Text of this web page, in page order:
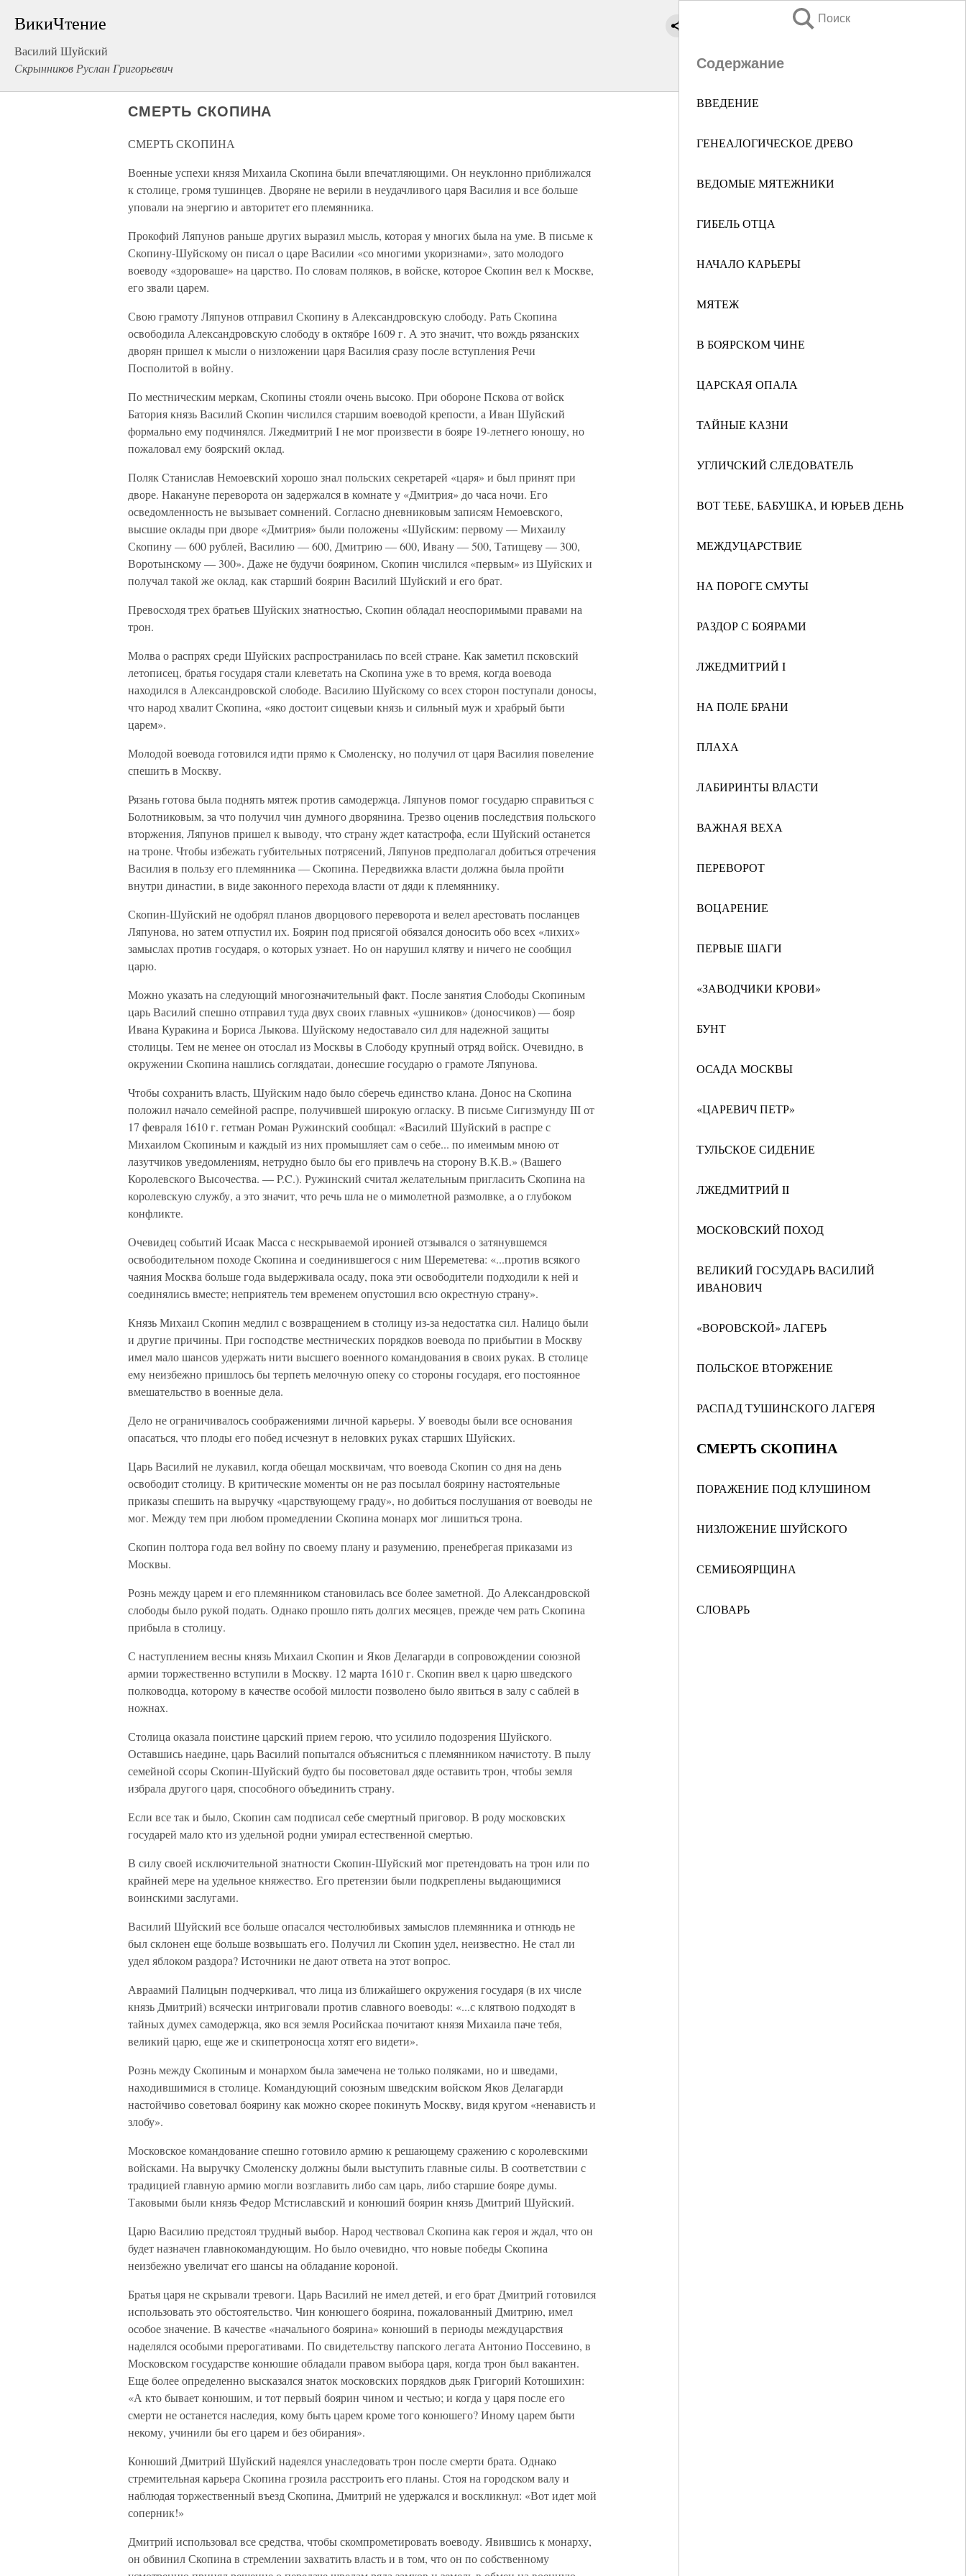
ВикиЧтение
Василий Шуйский
Скрынников Руслан Григорьевич
Поиск
Содержание
ВВЕДЕНИЕ
ГЕНЕАЛОГИЧЕСКОЕ ДРЕВО
ВЕДОМЫЕ МЯТЕЖНИКИ
ГИБЕЛЬ ОТЦА
НАЧАЛО КАРЬЕРЫ
МЯТЕЖ
В БОЯРСКОМ ЧИНЕ
ЦАРСКАЯ ОПАЛА
ТАЙНЫЕ КАЗНИ
УГЛИЧСКИЙ СЛЕДОВАТЕЛЬ
ВОТ ТЕБЕ, БАБУШКА, И ЮРЬЕВ ДЕНЬ
МЕЖДУЦАРСТВИЕ
НА ПОРОГЕ СМУТЫ
РАЗДОР С БОЯРАМИ
ЛЖЕДМИТРИЙ I
НА ПОЛЕ БРАНИ
ПЛАХА
ЛАБИРИНТЫ ВЛАСТИ
ВАЖНАЯ ВЕХА
ПЕРЕВОРОТ
ВОЦАРЕНИЕ
ПЕРВЫЕ ШАГИ
«ЗАВОДЧИКИ КРОВИ»
БУНТ
ОСАДА МОСКВЫ
«ЦАРЕВИЧ ПЕТР»
ТУЛЬСКОЕ СИДЕНИЕ
ЛЖЕДМИТРИЙ II
МОСКОВСКИЙ ПОХОД
ВЕЛИКИЙ ГОСУДАРЬ ВАСИЛИЙ
ИВАНОВИЧ
«ВОРОВСКОЙ» ЛАГЕРЬ
ПОЛЬСКОЕ ВТОРЖЕНИЕ
РАСПАД ТУШИНСКОГО ЛАГЕРЯ
СМЕРТЬ СКОПИНА
ПОРАЖЕНИЕ ПОД КЛУШИНОМ
НИЗЛОЖЕНИЕ ШУЙСКОГО
СЕМИБОЯРЩИНА
СЛОВАРЬ
СМЕРТЬ СКОПИНА
СМЕРТЬ СКОПИНА
Военные успехи князя Михаила Скопина были впечатляющими. Он неуклонно приближался
к столице, громя тушинцев. Дворяне не верили в неудачливого царя Василия и все больше
уповали на энергию и авторитет его племянника.
Прокофий Ляпунов раньше других выразил мысль, которая у многих была на уме. В письме к
Скопину-Шуйскому он писал о царе Василии «со многими укоризнами», зато молодого
воеводу «здороваше» на царство. По словам поляков, в войске, которое Скопин вел к Москве,
его звали царем.
Свою грамоту Ляпунов отправил Скопину в Александровскую слободу. Рать Скопина
освободила Александровскую слободу в октябре 1609 г. А это значит, что вождь рязанских
дворян пришел к мысли о низложении царя Василия сразу после вступления Речи
Посполитой в войну.
По местническим меркам, Скопины стояли очень высоко. При обороне Пскова от войск
Батория князь Василий Скопин числился старшим воеводой крепости, а Иван Шуйский
формально ему подчинялся. Лжедмитрий I не мог произвести в бояре 19-летнего юношу, но
пожаловал ему боярский оклад.
Поляк Станислав Немоевский хорошо знал польских секретарей «царя» и был принят при
дворе. Накануне переворота он задержался в комнате у «Дмитрия» до часа ночи. Его
осведомленность не вызывает сомнений. Согласно дневниковым записям Немоевского,
высшие оклады при дворе «Дмитрия» были положены «Шуйским: первому — Михаилу
Скопину — 600 рублей, Василию — 600, Дмитрию — 600, Ивану — 500, Татищеву — 300,
Воротынскому — 300». Даже не будучи боярином, Скопин числился «первым» из Шуйских и
получал такой же оклад, как старший боярин Василий Шуйский и его брат.
Превосходя трех братьев Шуйских знатностью, Скопин обладал неоспоримыми правами на
трон.
Молва о распрях среди Шуйских распространилась по всей стране. Как заметил псковский
летописец, братья государя стали клеветать на Скопина уже в то время, когда воевода
находился в Александровской слободе. Василию Шуйскому со всех сторон поступали доносы,
что народ хвалит Скопина, «яко достоит сицевыи князь и сильный муж и храбрый быти
царем».
Молодой воевода готовился идти прямо к Смоленску, но получил от царя Василия повеление
спешить в Москву.
Рязань готова была поднять мятеж против самодержца. Ляпунов помог государю справиться с
Болотниковым, за что получил чин думного дворянина. Трезво оценив последствия польского
вторжения, Ляпунов пришел к выводу, что страну ждет катастрофа, если Шуйский останется
на троне. Чтобы избежать губительных потрясений, Ляпунов предполагал добиться отречения
Василия в пользу его племянника — Скопина. Передвижка власти должна была пройти
внутри династии, в виде законного перехода власти от дяди к племяннику.
Скопин-Шуйский не одобрял планов дворцового переворота и велел арестовать посланцев
Ляпунова, но затем отпустил их. Боярин под присягой обязался доносить обо всех «лихих»
замыслах против государя, о которых узнает. Но он нарушил клятву и ничего не сообщил
царю.
Можно указать на следующий многозначительный факт. После занятия Слободы Скопиным
царь Василий спешно отправил туда двух своих главных «ушников» (доносчиков) — бояр
Ивана Куракина и Бориса Лыкова. Шуйскому недоставало сил для надежной защиты
столицы. Тем не менее он отослал из Москвы в Слободу крупный отряд войск. Очевидно, в
окружении Скопина нашлись соглядатаи, донесшие государю о грамоте Ляпунова.
Чтобы сохранить власть, Шуйским надо было сберечь единство клана. Донос на Скопина
положил начало семейной распре, получившей широкую огласку. В письме Сигизмунду III от
17 февраля 1610 г. гетман Роман Ружинский сообщал: «Василий Шуйский в распре с
Михаилом Скопиным и каждый из них промышляет сам о себе... по имеимым мною от
лазутчиков уведомлениям, нетрудно было бы его привлечь на сторону В.К.В.» (Вашего
Королевского Высочества. — P.C.). Ружинский считал желательным пригласить Скопина на
королевскую службу, а это значит, что речь шла не о мимолетной размолвке, а о глубоком
конфликте.
Очевидец событий Исаак Масса с нескрываемой иронией отзывался о затянувшемся
освободительном походе Скопина и соединившегося с ним Шереметева: «...против всякого
чаяния Москва больше года выдерживала осаду, пока эти освободители подходили к ней и
соединялись вместе; неприятель тем временем опустошил всю окрестную страну».
Князь Михаил Скопин медлил с возвращением в столицу из-за недостатка сил. Налицо были
и другие причины. При господстве местнических порядков воевода по прибытии в Москву
имел мало шансов удержать нити высшего военного командования в своих руках. В столице
ему неизбежно пришлось бы терпеть мелочную опеку со стороны государя, его постоянное
вмешательство в военные дела.
Дело не ограничивалось соображениями личной карьеры. У воеводы были все основания
опасаться, что плоды его побед исчезнут в неловких руках старших Шуйских.
Царь Василий не лукавил, когда обещал москвичам, что воевода Скопин со дня на день
освободит столицу. В критические моменты он не раз посылал боярину настоятельные
приказы спешить на выручку «царствующему граду», но добиться послушания от воеводы не
мог. Между тем при любом промедлении Скопина монарх мог лишиться трона.
Скопин полтора года вел войну по своему плану и разумению, пренебрегая приказами из
Москвы.
Рознь между царем и его племянником становилась все более заметной. До Александровской
слободы было рукой подать. Однако прошло пять долгих месяцев, прежде чем рать Скопина
прибыла в столицу.
С наступлением весны князь Михаил Скопин и Яков Делагарди в сопровождении союзной
армии торжественно вступили в Москву. 12 марта 1610 г. Скопин ввел к царю шведского
полководца, которому в качестве особой милости позволено было явиться в залу с саблей в
ножнах.
Столица оказала поистине царский прием герою, что усилило подозрения Шуйского.
Оставшись наедине, царь Василий попытался объясниться с племянником начистоту. В пылу
семейной ссоры Скопин-Шуйский будто бы посоветовал дяде оставить трон, чтобы земля
избрала другого царя, способного объединить страну.
Если все так и было, Скопин сам подписал себе смертный приговор. В роду московских
государей мало кто из удельной родни умирал естественной смертью.
В силу своей исключительной знатности Скопин-Шуйский мог претендовать на трон или по
крайней мере на удельное княжество. Его претензии были подкреплены выдающимися
воинскими заслугами.
Василий Шуйский все больше опасался честолюбивых замыслов племянника и отнюдь не
был склонен еще больше возвышать его. Получил ли Скопин удел, неизвестно. Не стал ли
удел яблоком раздора? Источники не дают ответа на этот вопрос.
Авраамий Палицын подчеркивал, что лица из ближайшего окружения государя (в их числе
князь Дмитрий) всячески интриговали против славного воеводы: «...с клятвою подходят в
тайных думех самодержца, яко вся земля Росийскаа почитают князя Михаила паче тебя,
великий царю, еще же и скипетроносца хотят его видети».
Рознь между Скопиным и монархом была замечена не только поляками, но и шведами,
находившимися в столице. Командующий союзным шведским войском Яков Делагарди
настойчиво советовал боярину как можно скорее покинуть Москву, видя кругом «ненависть и
злобу».
Московское командование спешно готовило армию к решающему сражению с королевскими
войсками. На выручку Смоленску должны были выступить главные силы. В соответствии с
традицией главную армию могли возглавить либо сам царь, либо старшие бояре думы.
Таковыми были князь Федор Мстиславский и конюший боярин князь Дмитрий Шуйский.
Царю Василию предстоял трудный выбор. Народ чествовал Скопина как героя и ждал, что он
будет назначен главнокомандующим. Но было очевидно, что новые победы Скопина
неизбежно увеличат его шансы на обладание короной.
Братья царя не скрывали тревоги. Царь Василий не имел детей, и его брат Дмитрий готовился
использовать это обстоятельство. Чин конюшего боярина, пожалованный Дмитрию, имел
особое значение. В качестве «начального боярина» конюший в периоды междуцарствия
наделялся особыми прерогативами. По свидетельству папского легата Антонио Поссевино, в
Московском государстве конюшие обладали правом выбора царя, когда трон был вакантен.
Еще более определенно высказался знаток московских порядков дьяк Григорий Котошихин:
«А кто бывает конюшим, и тот первый боярин чином и честью; и когда у царя после его
смерти не останется наследия, кому быть царем кроме того конюшего? Иному царем быти
некому, учинили бы его царем и без обирания».
Конюший Дмитрий Шуйский надеялся унаследовать трон после смерти брата. Однако
стремительная карьера Скопина грозила расстроить его планы. Стоя на городском валу и
наблюдая торжественный въезд Скопина, Дмитрий не удержался и воскликнул: «Вот идет мой
соперник!»
Дмитрий использовал все средства, чтобы скомпрометировать воеводу. Явившись к монарху,
он обвинил Скопина в стремлении захватить власть и в том, что он по собственному